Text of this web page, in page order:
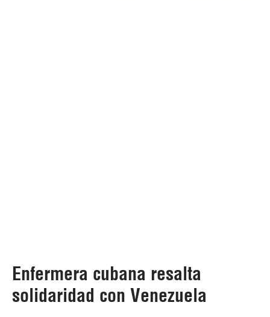
Enfermera cubana resalta
solidaridad con Venezuela